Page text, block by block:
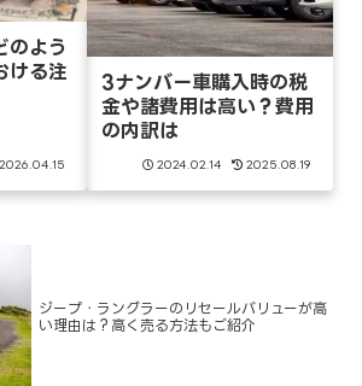
のよう
ける注
2026.04.15
3ナンバー車購入時の税
金や諸費用は高い？費用
の内訳は
2024.02.14 2025.08.19
ジープ・ラングラーのリセールバリューが高
い理由は？高く売る方法もご紹介